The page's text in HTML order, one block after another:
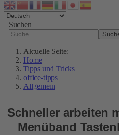
Suchen
Aktuelle Seite:
Home
Tipps und Tricks
office-tipps
Allgemein
Schneller arbeiten
Menüband